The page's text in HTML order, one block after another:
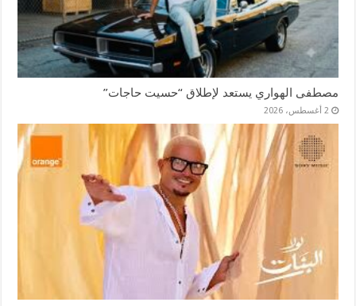
مصطفى الهواري يستعد لإطلاق “حسيت حاجات”
2 أغسطس، 2026